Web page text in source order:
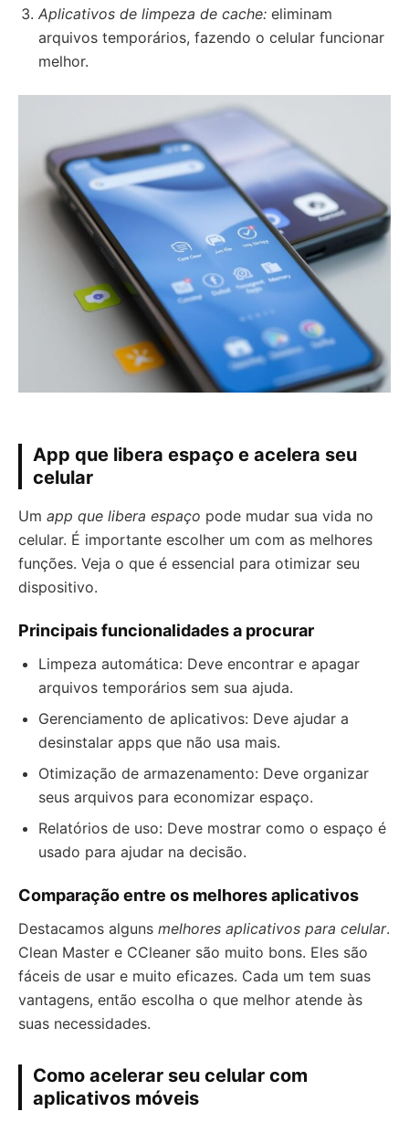
Aplicativos de limpeza de cache: eliminam
arquivos temporários, fazendo o celular funcionar
melhor.
App que libera espaço e acelera seu
celular
Um app que libera espaço pode mudar sua vida no
celular. É importante escolher um com as melhores
funções. Veja o que é essencial para otimizar seu
dispositivo.
Principais funcionalidades a procurar
Limpeza automática: Deve encontrar e apagar
arquivos temporários sem sua ajuda.
Gerenciamento de aplicativos: Deve ajudar a
desinstalar apps que não usa mais.
Otimização de armazenamento: Deve organizar
seus arquivos para economizar espaço.
Relatórios de uso: Deve mostrar como o espaço é
usado para ajudar na decisão.
Comparação entre os melhores aplicativos
Destacamos alguns melhores aplicativos para celular.
Clean Master e CCleaner são muito bons. Eles são
fáceis de usar e muito eficazes. Cada um tem suas
vantagens, então escolha o que melhor atende às
suas necessidades.
Como acelerar seu celular com
aplicativos móveis